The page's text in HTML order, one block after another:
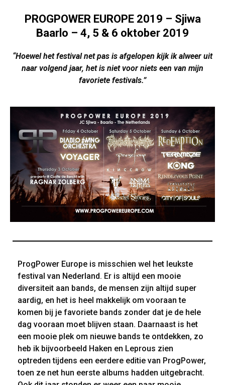
PROGPOWER EUROPE 2019 – Sjiwa
Baarlo – 4, 5 & 6 oktober 2019
“Hoewel het festival net pas is afgelopen kijk ik alweer uit
naar volgend jaar, het is niet voor niets een van mijn
favoriete festivals.”
ProgPower Europe is misschien wel het leukste
festival van Nederland. Er is altijd een mooie
diversiteit aan bands, de mensen zijn altijd super
aardig, en het is heel makkelijk om vooraan te
komen bij je favoriete bands zonder dat je de hele
dag vooraan moet blijven staan. Daarnaast is het
een mooie plek om nieuwe bands te ontdekken, zo
heb ik bijvoorbeeld Haken en Leprous zien
optreden tijdens een eerdere editie van ProgPower,
toen ze net hun eerste albums hadden uitgebracht.